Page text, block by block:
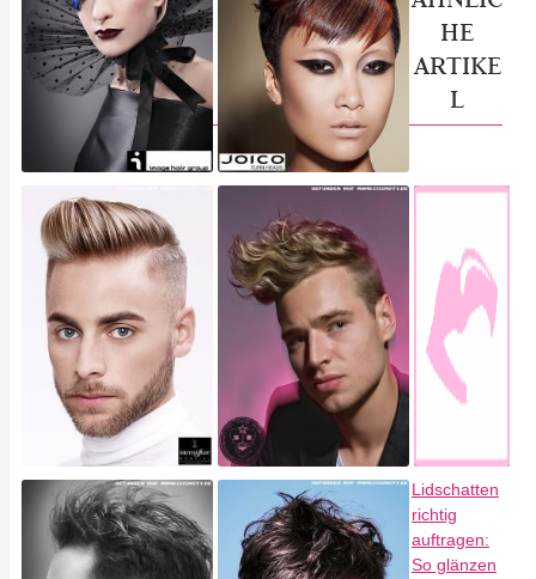
HE
ARTIKE
L
Lidschatten
richtig
auftragen:
So glänzen